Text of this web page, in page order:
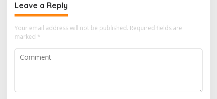
Leave a Reply
Your email address will not be published. Required fields are
marked *